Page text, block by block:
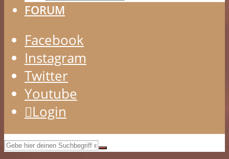
FORUM
Facebook
Instagram
Twitter
Youtube
Login